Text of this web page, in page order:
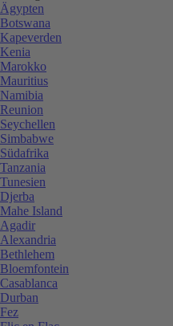
Ägypten
Botswana
Kapeverden
Kenia
Marokko
Mauritius
Namibia
Reunion
Seychellen
Simbabwe
Südafrika
Tanzania
Tunesien
Djerba
Mahe Island
Agadir
Alexandria
Bethlehem
Bloemfontein
Casablanca
Durban
Fez